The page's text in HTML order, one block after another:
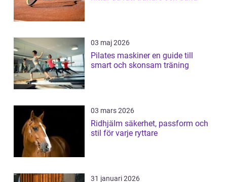
03 maj 2026
Pilates maskiner en guide till
smart och skonsam träning
03 mars 2026
Ridhjälm säkerhet, passform och
stil för varje ryttare
31 januari 2026